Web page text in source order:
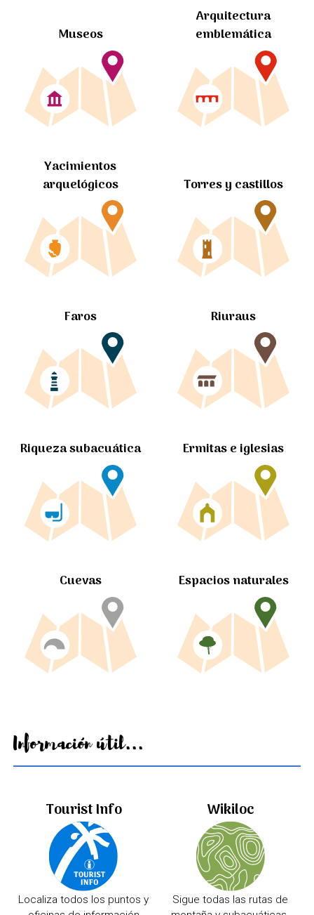
Museos
Arquitectura
emblemática
Yacimientos
arquelógicos
Torres y castillos
Faros Riuraus
Riqueza subacuática Ermitas e iglesias
Cuevas Espacios naturales
Información útil...
Tourist Info
Localiza todos los puntos y
Wikiloc
Sigue todas las rutas de